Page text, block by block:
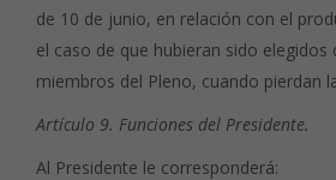
de 10 de junio, en relación con el
el caso de que hubieran sido elegidos
miembros del Pleno, cuando pierdan
Artículo 9. Funciones del Presidente.
Al Presidente le corresponderá: